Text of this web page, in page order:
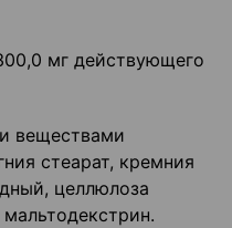
мг действующего
веществами
стеарат, кремния
целлюлоза